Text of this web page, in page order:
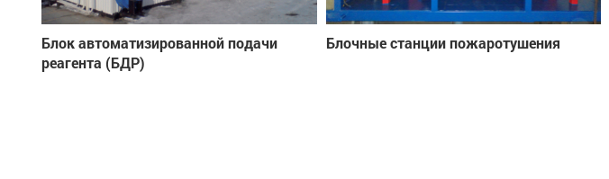
Блок автоматизированной подачи
реагента (БДР)
Блочные станции пожаротушения